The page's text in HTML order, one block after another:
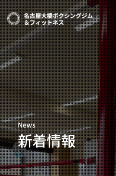
TOP
新着情
ご予
プライベート
レンタルス
名古屋大橋ボクシ
大橋弘政プ
スタッ
料金
設備紹
アク
営業
トレーナ
スポンサ
News
新着情報